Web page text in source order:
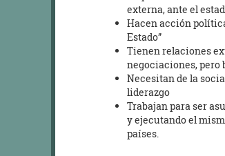
externa, ante el
Hacen acción
Estado”
Tienen relaciones
negociaciones, pero
Necesitan de la
liderazgo
Trabajan para ser
y ejecutando el
países.